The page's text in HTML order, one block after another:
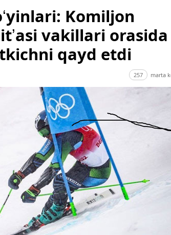
Komiljon
vakillari orasida
qayd etdi
257 marta